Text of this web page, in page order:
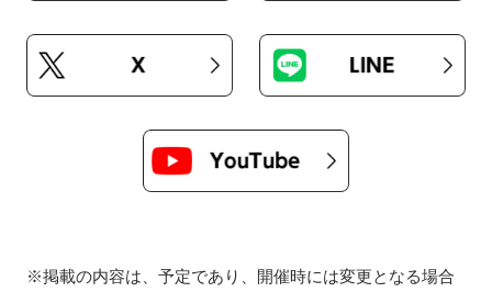
※掲載の内容は、予定であり、開催時には変更となる場合